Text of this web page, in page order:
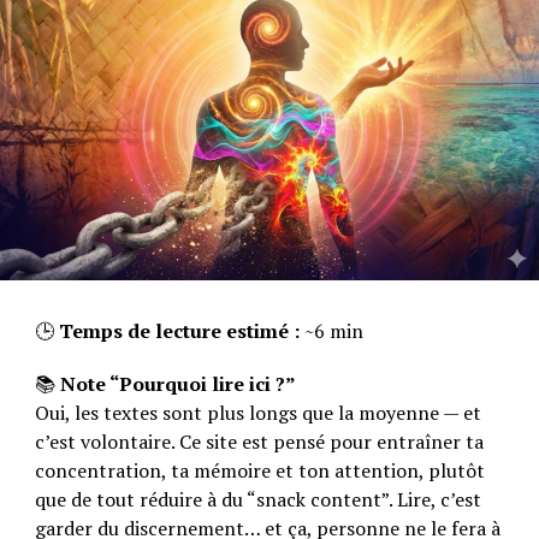
🕒 Temps de lecture estimé :~6 min
📚Note “Pourquoi lire ici ?”
Oui, les textes sont plus longs que la moyenne — et
c’est volontaire. Ce site est pensé pour entraîner ta
concentration, ta mémoire et ton attention, plutôt
que de tout réduire à du “snack content”. Lire, c’est
garder du discernement… et ça, personne ne le fera à